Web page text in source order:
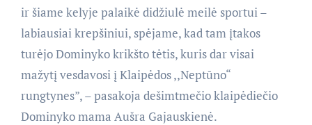
ir šiame kelyje palaikė didžiulė meilė sportui –
labiausiai krepšiniui, spėjame, kad tam įtakos
turėjo Dominyko krikšto tėtis, kuris dar visai
mažytį vesdavosi į Klaipėdos ,,Neptūno“
rungtynes”, – pasakoja dešimtmečio klaipėdiečio
Dominyko mama Aušra Gajauskienė.